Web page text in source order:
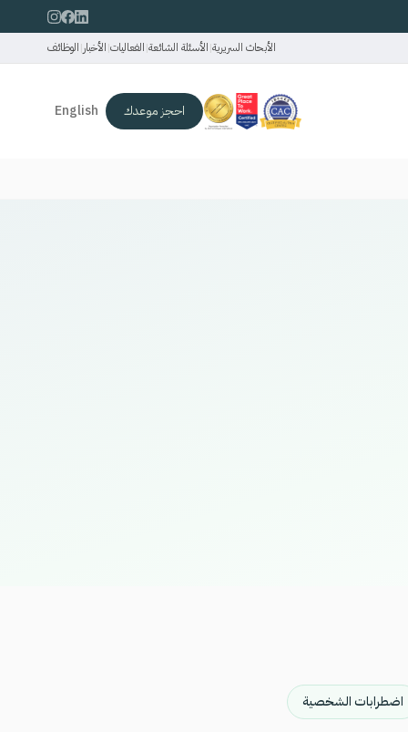
الأبحاث السريرية|الأسئلة الشائعة|الفعاليات|الأخبار|الوظائف
احجز موعدك English
اضطرابات الشخصية